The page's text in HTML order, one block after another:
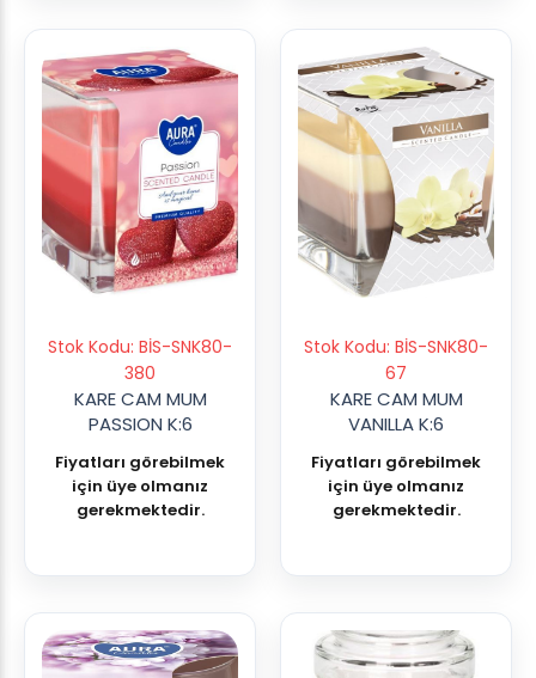
Stok Kodu: BİS-SNK80-
380
KARE CAM MUM
PASSION K:6
Fiyatları görebilmek
için üye olmanız
gerekmektedir.
Stok Kodu: BİS-SNK80-
67
KARE CAM MUM
VANILLA K:6
Fiyatları görebilmek
için üye olmanız
gerekmektedir.